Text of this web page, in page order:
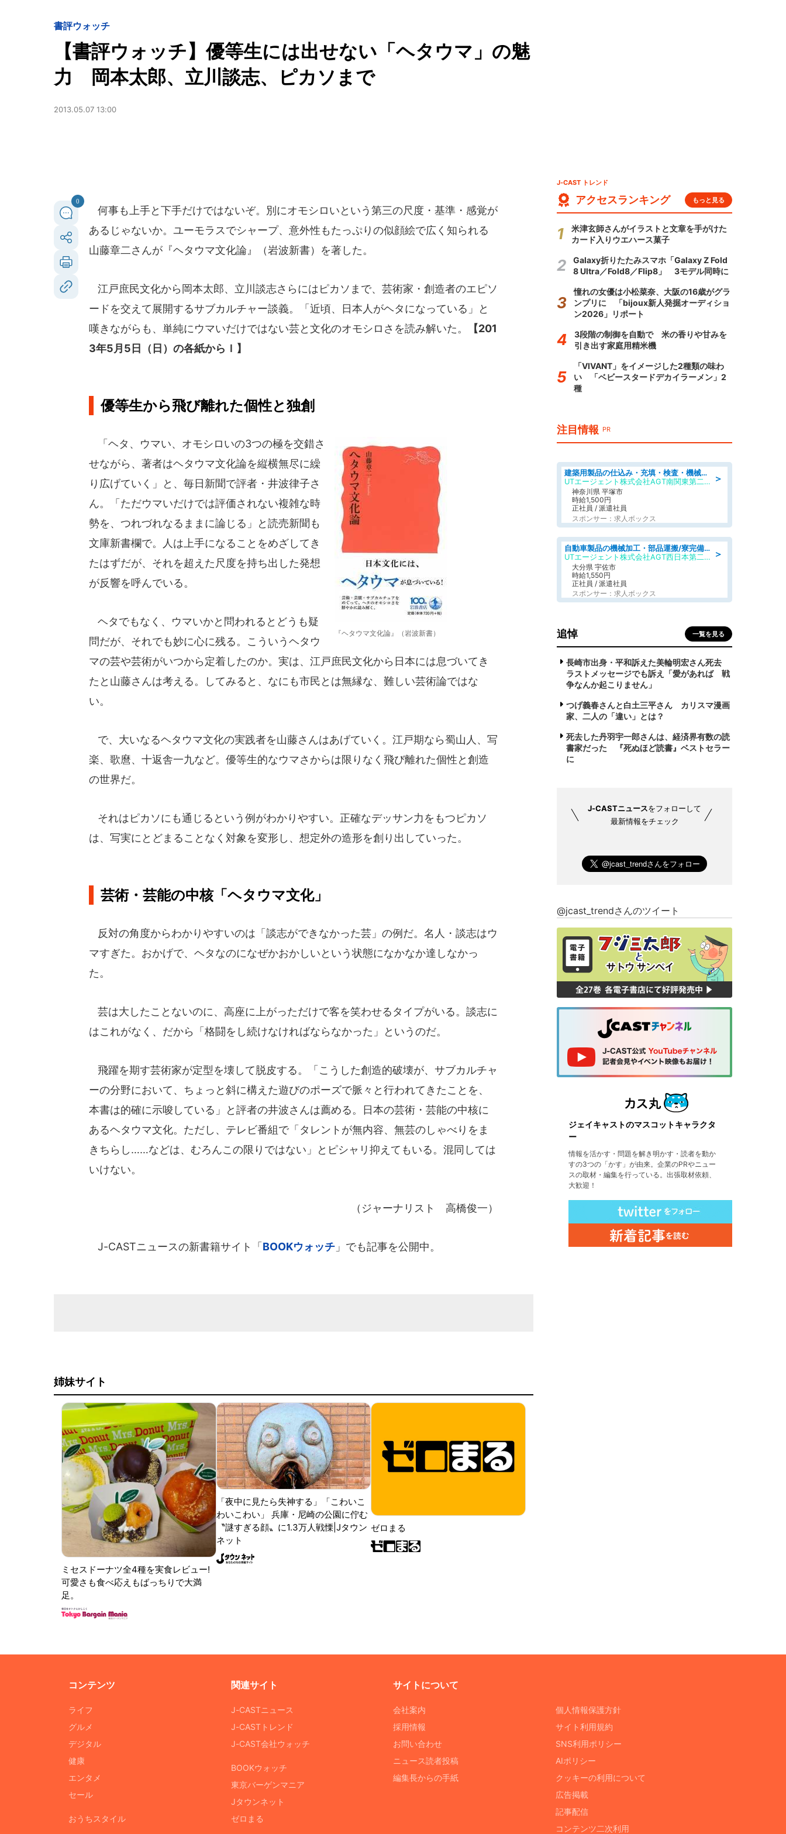
書評ウォッチ
【書評ウォッチ】優等生には出せない「ヘタウマ」の魅
力 岡本太郎、立川談志、ピカソまで
2013.05.07 13:00
0
何事も上手と下手だけではないぞ。別にオモシロいという第三の尺度・基準・感覚が
あるじゃないか。ユーモラスでシャープ、意外性もたっぷりの似顔絵で広く知られる
山藤章二さんが『ヘタウマ文化論』（岩波新書）を著した。
江戸庶民文化から岡本太郎、立川談志さらにはピカソまで、芸術家・創造者のエピソ
ードを交えて展開するサブカルチャー談義。「近頃、日本人がヘタになっている」と
嘆きながらも、単純にウマいだけではない芸と文化のオモシロさを読み解いた。
【201
3年5月5日（日）の各紙からＩ】
優等生から飛び離れた個性と独創
『ヘタウマ文化論』（岩波新書）
「ヘタ、ウマい、オモシロいの3つの極を交錯さ
せながら、著者はヘタウマ文化論を縦横無尽に繰
り広げていく」と、毎日新聞で評者・井波律子さ
ん。「ただウマいだけでは評価されない複雑な時
勢を、つれづれなるままに論じる」と読売新聞も
文庫新書欄で。人は上手になることをめざしてき
たはずだが、それを超えた尺度を持ち出した発想
が反響を呼んでいる。
ヘタでもなく、ウマいかと問われるとどうも疑
問だが、それでも妙に心に残る。こういうヘタウ
マの芸や芸術がいつから定着したのか。実は、江戸庶民文化から日本には息づいてき
たと山藤さんは考える。してみると、なにも市民とは無縁な、難しい芸術論ではな
い。
で、大いなるヘタウマ文化の実践者を山藤さんはあげていく。江戸期なら蜀山人、写
楽、歌麿、十返舎一九など。優等生的なウマさからは限りなく飛び離れた個性と創造
の世界だ。
それはピカソにも通じるという例がわかりやすい。正確なデッサン力をもつピカソ
は、写実にとどまることなく対象を変形し、想定外の造形を創り出していった。
芸術・芸能の中核「ヘタウマ文化」
反対の角度からわかりやすいのは「談志ができなかった芸」の例だ。名人・談志はウ
マすぎた。おかげで、ヘタなのになぜかおかしいという状態になかなか達しなかっ
た。
芸は大したことないのに、高座に上がっただけで客を笑わせるタイプがいる。談志に
はこれがなく、だから「格闘をし続けなければならなかった」というのだ。
飛躍を期す芸術家が定型を壊して脱皮する。「こうした創造的破壊が、サブカルチャ
ーの分野において、ちょっと斜に構えた遊びのポーズで脈々と行われてきたことを、
本書は的確に示唆している」と評者の井波さんは薦める。日本の芸術・芸能の中核に
あるヘタウマ文化。ただし、テレビ番組で「タレントが無内容、無芸のしゃべりをま
きちらし……などは、むろんこの限りではない」とピシャリ抑えてもいる。混同しては
いけない。
（ジャーナリスト 高橋俊一）
J-CASTニュースの新書籍サイト「 BOOKウォッチ 」でも記事を公開中。
姉妹サイト
ミセスドーナツ全4種を実食レビュー!
可愛さも食べ応えもばっちりで大満
足。
「夜中に見たら失神する」「こわいこ
わいこわい」 兵庫・尼崎の公園に佇む
〝謎すぎる顔〟に1.3万人戦慄|Jタウン
ネット
ゼロまる
J-CAST トレンド
アクセスランキング もっと見る
米津玄師さんがイラストと文章を手がけた
カード入りウエハース菓子
Galaxy折りたたみスマホ「Galaxy Z Fold
8 Ultra／Fold8／Flip8」 3モデル同時に
憧れの女優は小松菜奈、大阪の16歳がグラ
ンプリに 「bijoux新人発掘オーディショ
ン2026」リポート
3段階の制御を自動で 米の香りや甘みを
引き出す家庭用精米機
「VIVANT」をイメージした2種類の味わ
い 「ベビースタードデカイラーメン」2
種
注目情報 PR
＞
建築用製品の仕込み・充填・検査・機械操作/寮完備/日払い/工場・製造
UTエージェント株式会社AGT南関東第二CU
神奈川県 平塚市
時給1,500円
正社員 / 派遣社員
スポンサー：求人ボックス
＞
自動車製品の機械加工・部品運搬/寮完備/日払い/工場・製造
UTエージェント株式会社AGT西日本第二CU
大分県 宇佐市
時給1,550円
正社員 / 派遣社員
スポンサー：求人ボックス
追悼 一覧を見る
長崎市出身・平和訴えた美輪明宏さん死去
ラストメッセージでも訴え「愛があれば 戦
争なんか起こりません」
つげ義春さんと白土三平さん カリスマ漫画
家、二人の「違い」とは？
死去した丹羽宇一郎さんは、経済界有数の読
書家だった 『死ぬほど読書』ベストセラー
に
J-CASTニュースをフォローして
最新情報をチェック
@jcast_trendさんのツイート
ジェイキャストのマスコットキャラクタ
ー
情報を活かす・問題を解き明かす・読者を動か
すの3つの「かす」が由来。企業のPRやニュー
スの取材・編集を行っている。出張取材依頼、
大歓迎！
コンテンツ
ライフ
グルメ
デジタル
健康
エンタメ
セール
おうちスタイル
関連サイト
J-CASTニュース
J-CASTトレンド
J-CAST会社ウォッチ
BOOKウォッチ
東京バーゲンマニア
Jタウンネット
ゼロまる
サイトについて
会社案内
採用情報
お問い合わせ
ニュース読者投稿
編集長からの手紙
個人情報保護方針
サイト利用規約
SNS利用ポリシー
AIポリシー
クッキーの利用について
広告掲載
記事配信
コンテンツ二次利用